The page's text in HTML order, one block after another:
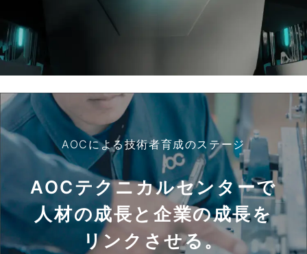
AOCによる技術者育成のステージ
AOCテクニカルセンターで
人材の成長と企業の成長を
リンクさせる。